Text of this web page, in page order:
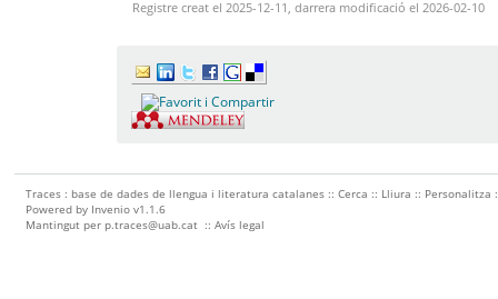
Registre creat el 2025-12-11, darrera modificació el 2026-02-10
Traces : base de dades de llengua i literatura catalanes ::Cerca :: Lliura :: Personalitza
Powered by Invenio v1.1.6
Mantingut per p.traces@uab.cat ::Avís legal